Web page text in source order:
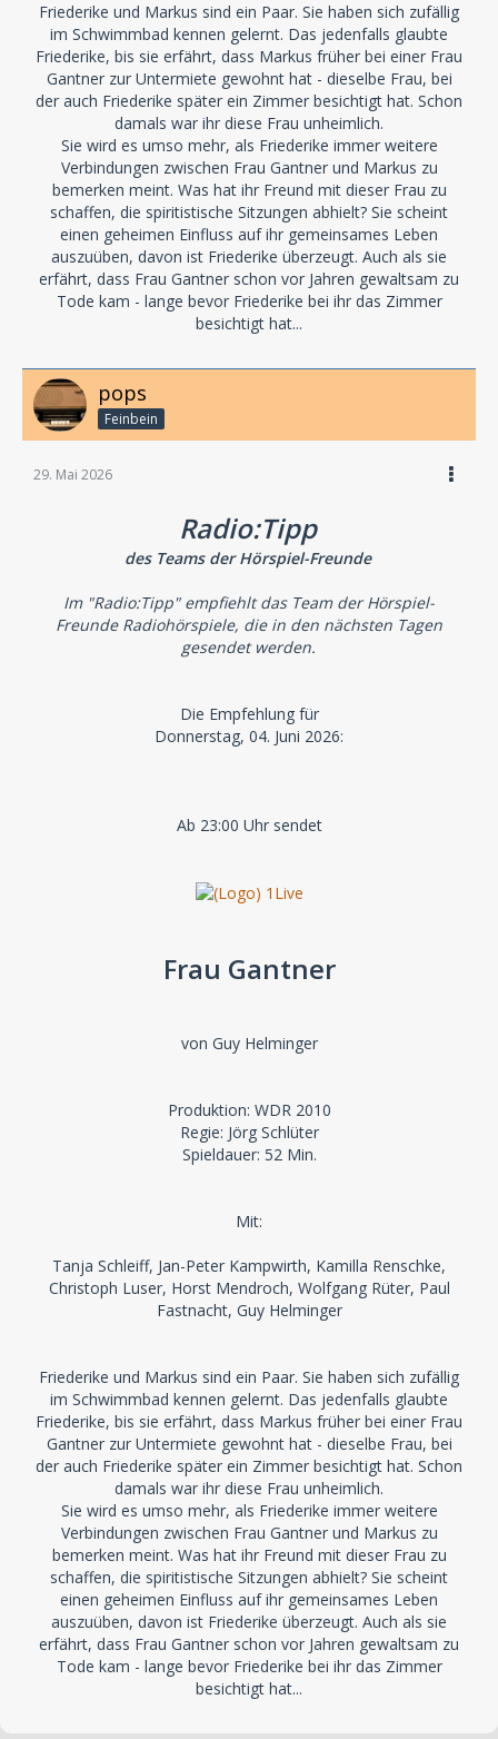
Friederike und Markus sind ein Paar. Sie haben sich zufällig
im Schwimmbad kennen gelernt. Das jedenfalls glaubte
Friederike, bis sie erfährt, dass Markus früher bei einer Frau
Gantner zur Untermiete gewohnt hat - dieselbe Frau, bei
der auch Friederike später ein Zimmer besichtigt hat. Schon
damals war ihr diese Frau unheimlich.
Sie wird es umso mehr, als Friederike immer weitere
Verbindungen zwischen Frau Gantner und Markus zu
bemerken meint. Was hat ihr Freund mit dieser Frau zu
schaffen, die spiritistische Sitzungen abhielt? Sie scheint
einen geheimen Einfluss auf ihr gemeinsames Leben
auszuüben, davon ist Friederike überzeugt. Auch als sie
erfährt, dass Frau Gantner schon vor Jahren gewaltsam zu
Tode kam - lange bevor Friederike bei ihr das Zimmer
besichtigt hat...
pops
Feinbein
29. Mai 2026
Radio:Tipp
des Teams der Hörspiel-Freunde
Im "Radio:Tipp" empfiehlt das Team der Hörspiel-
Freunde Radiohörspiele, die in den nächsten Tagen
gesendet werden.
Die Empfehlung für
Donnerstag, 04. Juni 2026:
Ab 23:00 Uhr sendet
Frau Gantner
von Guy Helminger
Produktion: WDR 2010
Regie: Jörg Schlüter
Spieldauer: 52 Min.
Mit:
Tanja Schleiff, Jan-Peter Kampwirth, Kamilla Renschke,
Christoph Luser, Horst Mendroch, Wolfgang Rüter, Paul
Fastnacht, Guy Helminger
Friederike und Markus sind ein Paar. Sie haben sich zufällig
im Schwimmbad kennen gelernt. Das jedenfalls glaubte
Friederike, bis sie erfährt, dass Markus früher bei einer Frau
Gantner zur Untermiete gewohnt hat - dieselbe Frau, bei
der auch Friederike später ein Zimmer besichtigt hat. Schon
damals war ihr diese Frau unheimlich.
Sie wird es umso mehr, als Friederike immer weitere
Verbindungen zwischen Frau Gantner und Markus zu
bemerken meint. Was hat ihr Freund mit dieser Frau zu
schaffen, die spiritistische Sitzungen abhielt? Sie scheint
einen geheimen Einfluss auf ihr gemeinsames Leben
auszuüben, davon ist Friederike überzeugt. Auch als sie
erfährt, dass Frau Gantner schon vor Jahren gewaltsam zu
Tode kam - lange bevor Friederike bei ihr das Zimmer
besichtigt hat...